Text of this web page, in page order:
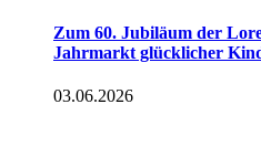
Zum 60. Jubiläum der
Jahrmarkt glücklicher
03.06.2026